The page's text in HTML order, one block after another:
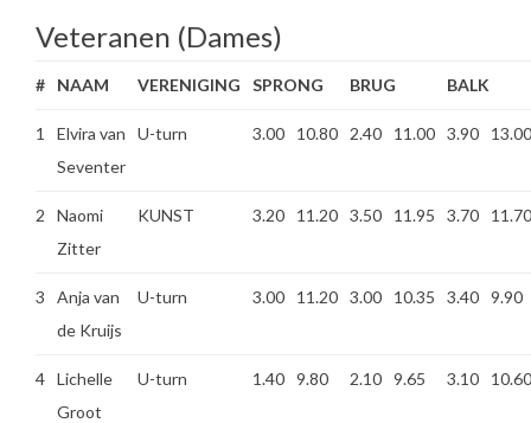
Veteranen (Dames)
# NAAM VERENIGING SPRONG BRUG BALK
1
Elvira van
Seventer
U-turn 3.00 10.80 2.40 11.00 3.90 13.00
2
Naomi
Zitter
KUNST 3.20 11.20 3.50 11.95 3.70 11.70
3
Anja van
de Kruijs
U-turn 3.00 11.20 3.00 10.35 3.40 9.90
4 Lichelle
Groot
U-turn 1.40 9.80 2.10 9.65 3.10 10.60